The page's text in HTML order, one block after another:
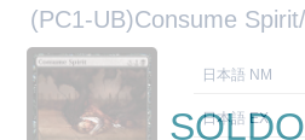
(PC1-UB)Consume
日本語 NM
日本語 EX